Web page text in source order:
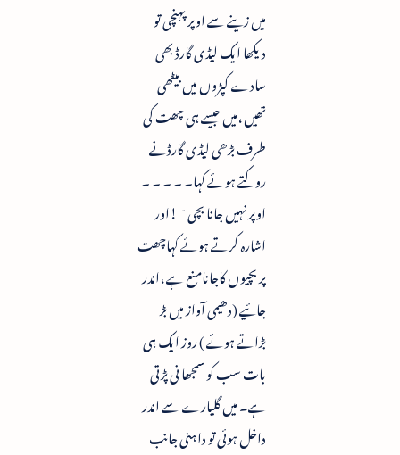
میں زینے سے اوپر پہنچی تو
دیکھا ایک لیڈی گارڈ بھی
سادے کپڑوں میں بیٹھی
تھیں ،میں جیسے ہی چھت کی
طرف بڑھی لیڈی گارڈنے
روکتے ہوئے کہا۔ ۔ ۔ ۔ ۔
اوپر نہیں جانا بچی ّ !اور
اشارہ کرتے ہوئے کہاچھت
پر بچیوں کاجانامنع ہے ،اندر
جائیے (دھیمی آواز میں بڑ
بڑاتے ہوئے ) روز ایک ہی
بات سب کو سمجھا نی پڑتی
ہے۔ میں گلیارے سے اندر
داخل ہوئی تو داہنی جانب